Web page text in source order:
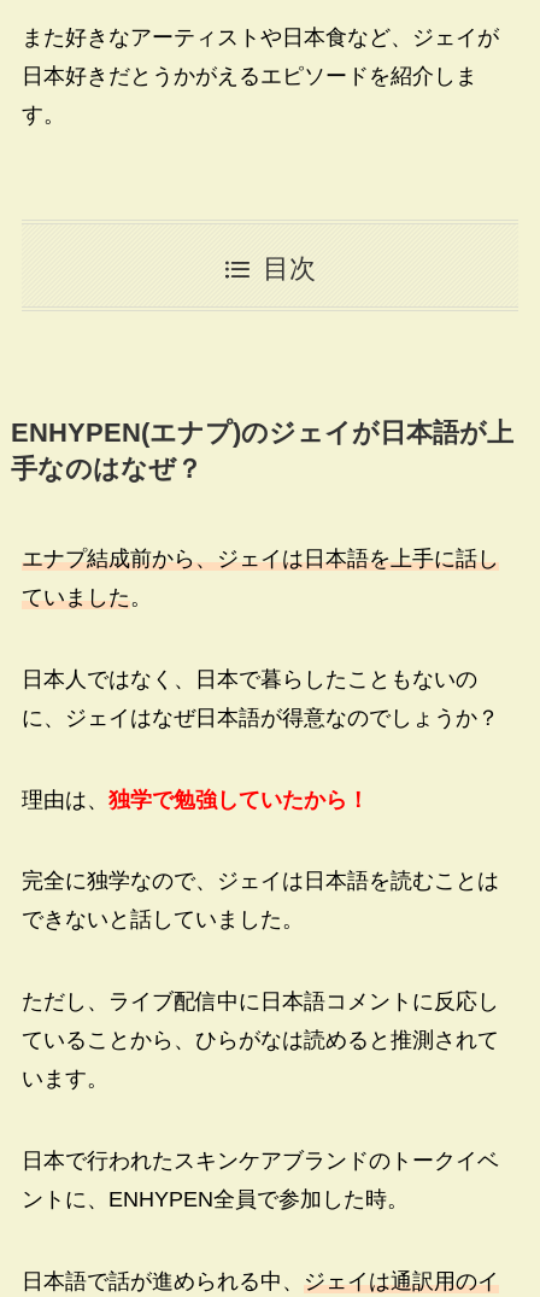
また好きなアーティストや日本食など、ジェイが
日本好きだとうかがえるエピソードを紹介しま
す。
目次
ENHYPEN(エナプ)のジェイが日本語が上
手なのはなぜ？
エナプ結成前から、ジェイは日本語を上手に話し
ていました。
日本人ではなく、日本で暮らしたこともないの
に、ジェイはなぜ日本語が得意なのでしょうか？
理由は、 独学で勉強していたから！
完全に独学なので、ジェイは日本語を読むことは
できないと話していました。
ただし、ライブ配信中に日本語コメントに反応し
ていることから、ひらがなは読めると推測されて
います。
日本で行われたスキンケアブランドのトークイベ
ントに、ENHYPEN全員で参加した時。
日本語で話が進められる中、 ジェイは通訳用のイ